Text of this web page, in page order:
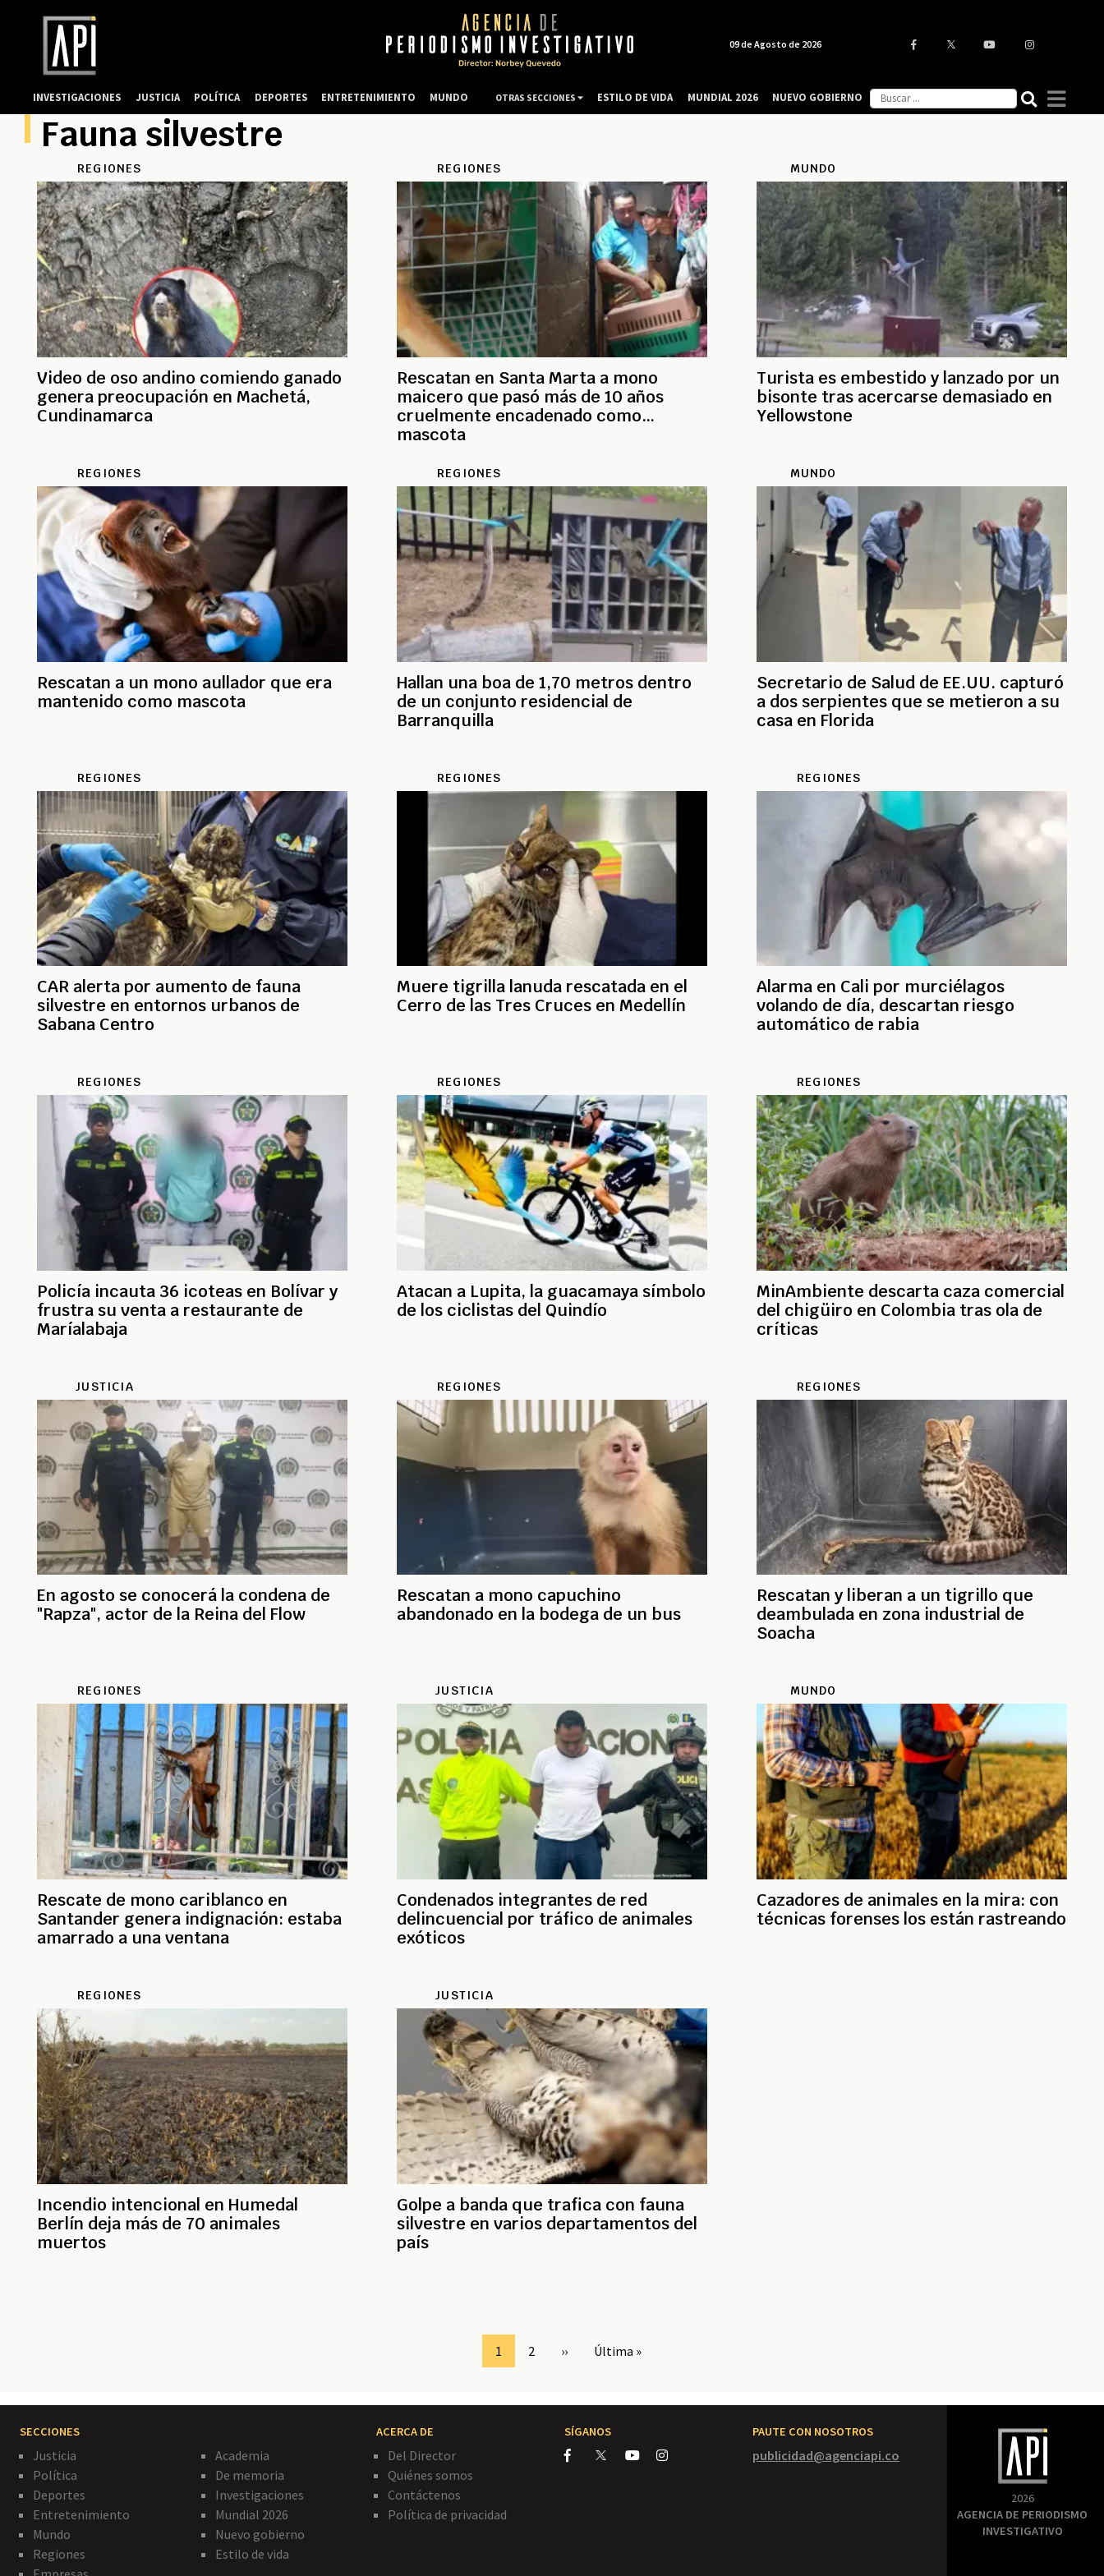
Fauna silvestre
REGIONES
Video de oso andino comiendo ganado
genera preocupación en Machetá,
Cundinamarca
REGIONES
Rescatan en Santa Marta a mono
maicero que pasó más de 10 años
cruelmente encadenado como
mascota
MUNDO
Turista es embestido y lanzado por un
bisonte tras acercarse demasiado en
Yellowstone
REGIONES
Rescatan a un mono aullador que era
mantenido como mascota
REGIONES
Hallan una boa de 1,70 metros dentro
de un conjunto residencial de
Barranquilla
MUNDO
Secretario de Salud de EE.UU. capturó
a dos serpientes que se metieron a su
casa en Florida
REGIONES
CAR alerta por aumento de fauna
silvestre en entornos urbanos de
Sabana Centro
REGIONES
Muere tigrilla lanuda rescatada en el
Cerro de las Tres Cruces en Medellín
REGIONES
Alarma en Cali por murciélagos
volando de día, descartan riesgo
automático de rabia
REGIONES
Policía incauta 36 icoteas en Bolívar y
frustra su venta a restaurante de
Maríalabaja
REGIONES
Atacan a Lupita, la guacamaya símbolo
de los ciclistas del Quindío
REGIONES
MinAmbiente descarta caza comercial
del chigüiro en Colombia tras ola de
críticas
JUSTICIA
En agosto se conocerá la condena de
"Rapza", actor de la Reina del Flow
REGIONES
Rescatan a mono capuchino
abandonado en la bodega de un bus
REGIONES
Rescatan y liberan a un tigrillo que
deambulada en zona industrial de
Soacha
REGIONES
Rescate de mono cariblanco en
Santander genera indignación: estaba
amarrado a una ventana
JUSTICIA
Condenados integrantes de red
delincuencial por tráfico de animales
exóticos
MUNDO
Cazadores de animales en la mira: con
técnicas forenses los están rastreando
REGIONES
Incendio intencional en Humedal
Berlín deja más de 70 animales
muertos
JUSTICIA
Golpe a banda que trafica con fauna
silvestre en varios departamentos del
país
Page
1 Page
2
Siguiente
››
Última
Última »
SECCIONES
Justicia
Política
Deportes
Entretenimiento
Mundo
Regiones
Academia
De memoria
Investigaciones
Mundial 2026
Nuevo gobierno
Estilo de vida
ACERCA DE
Del Director
Quiénes somos
Contáctenos
Política de privacidad
SÍGANOS PAUTE CON NOSOTROS
publicidad@agenciapi.co
2026
AGENCIA DE PERIODISMO
INVESTIGATIVO
09 de Agosto de 2026
INVESTIGACIONES JUSTICIA POLÍTICA DEPORTES ENTRETENIMIENTO MUNDO OTRAS SECCIONES ESTILO DE VIDA MUNDIAL 2026 NUEVO GOBIERNO